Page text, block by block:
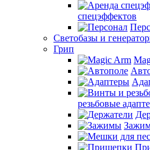
спецэффектов
Светобазы и
Грип
резьбовые